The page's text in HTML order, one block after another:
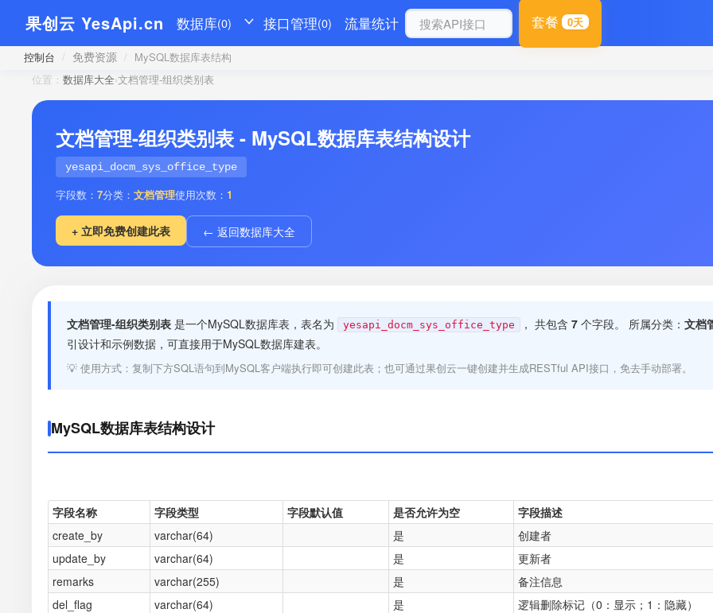
果创云 YesApi.cn 数据库(0) 接口管理(0) 流量统计 套餐 0天
控制台 / 免费资源 / MySQL数据库表结构
位置： 数据库大全›文档管理-组织类别表
文档管理-组织类别表 - MySQL数据库表结构设计
yesapi_docm_sys_office_type
字段数： 7分类： 文档管理使用次数： 1
+ 立即免费创建此表 ← 返回数据库大全
文档管理-组织类别表 是一个MySQL数据库表，表名为 yesapi_docm_sys_office_type ， 共包含 7 个字段。 所属分类： 文档
引设计和示例数据，可直接用于MySQL数据库建表。
💡 使用方式：复制下方SQL语句到MySQL客户端执行即可创建此表；也可通过果创云一键创建并生成RESTful API接口，免去手动部署。
MySQL数据库表结构设计
字段名称 字段类型 字段默认值 是否允许为空
字段描述
create_by
varchar(64) 是
创建者
update_by
varchar(64) 是
更新者
remarks
varchar(255) 是
备注信息
del_flag
varchar(64) 是
逻辑删除标记（0：显示；1：隐藏）